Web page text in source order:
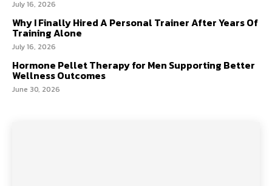
July 16, 2026
Why I Finally Hired A Personal Trainer After Years Of
Training Alone
July 16, 2026
Hormone Pellet Therapy for Men Supporting Better
Wellness Outcomes
June 30, 2026